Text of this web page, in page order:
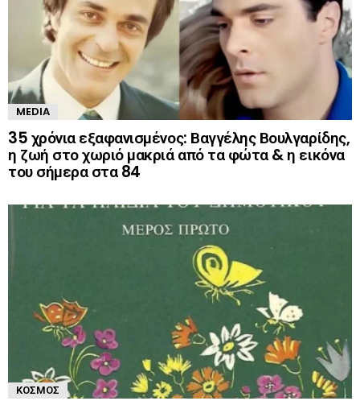
MEDIA
35 χρόνια εξαφανισμένος: Βαγγέλης Βουλγαρίδης,
η ζωή στο χωριό μακριά από τα φώτα & η εικόνα
του σήμερα στα 84
ΚΌΣΜΟΣ